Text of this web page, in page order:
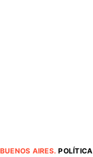
BUENOS AIRES.POLÍTICA